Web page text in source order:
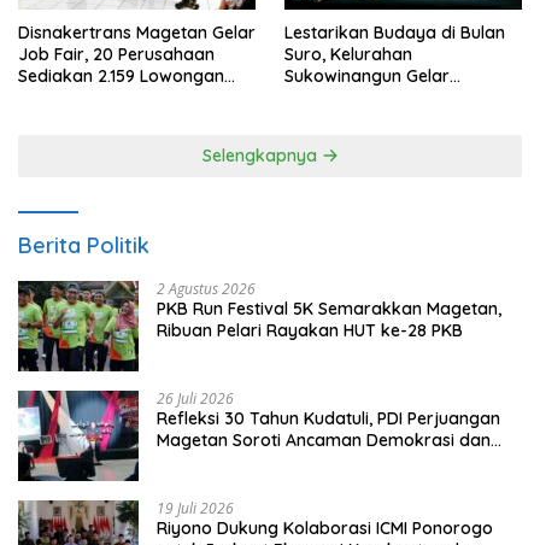
Disnakertrans Magetan Gelar
Job Fair, 20 Perusahaan
Sediakan 2.159 Lowongan
Lestarikan Budaya di Bulan
Suro, Kelurahan
Sukowinangun Gelar
Selengkapnya
Berita Politik
2 Agustus 2026
PKB Run Festival 5K Semarakkan Magetan,
Ribuan Pelari Rayakan HUT ke-28 PKB
26 Juli 2026
Refleksi 30 Tahun Kudatuli, PDI Perjuangan
Magetan Soroti Ancaman Demokrasi dan
19 Juli 2026
Riyono Dukung Kolaborasi ICMI Ponorogo